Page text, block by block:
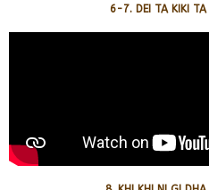
6-7. DEI TA KIKI TA